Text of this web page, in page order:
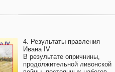
4. Результаты правления
Ивана IV
В результате опричнины,
продолжительной ливонской